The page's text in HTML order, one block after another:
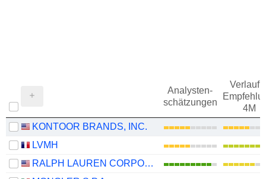
Analysten-
schätzungen
Verlauf
4M
KONTOOR BRANDS, INC.
LVMH
RALPH LAUREN CORPORATION